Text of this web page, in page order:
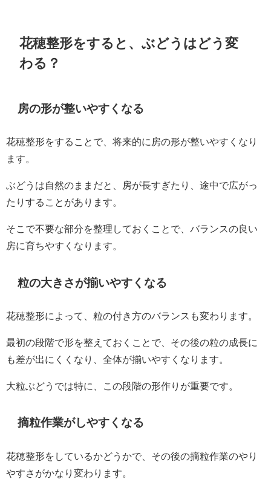
花穂整形をすると、ぶどうはどう変
わる？
房の形が整いやすくなる
花穂整形をすることで、将来的に房の形が整いやすくなり
ます。
ぶどうは自然のままだと、房が長すぎたり、途中で広がっ
たりすることがあります。
そこで不要な部分を整理しておくことで、バランスの良い
房に育ちやすくなります。
粒の大きさが揃いやすくなる
花穂整形によって、粒の付き方のバランスも変わります。
最初の段階で形を整えておくことで、その後の粒の成長に
も差が出にくくなり、全体が揃いやすくなります。
大粒ぶどうでは特に、この段階の形作りが重要です。
摘粒作業がしやすくなる
花穂整形をしているかどうかで、その後の摘粒作業のやり
やすさがかなり変わります。